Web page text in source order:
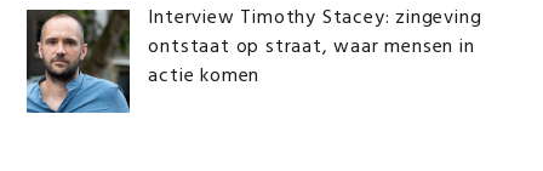
Interview Timothy Stacey: zingeving
ontstaat op straat, waar mensen in
actie komen